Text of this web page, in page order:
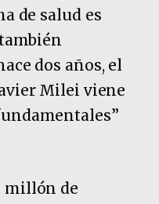
de salud es
dos años, el
Milei viene
millón de